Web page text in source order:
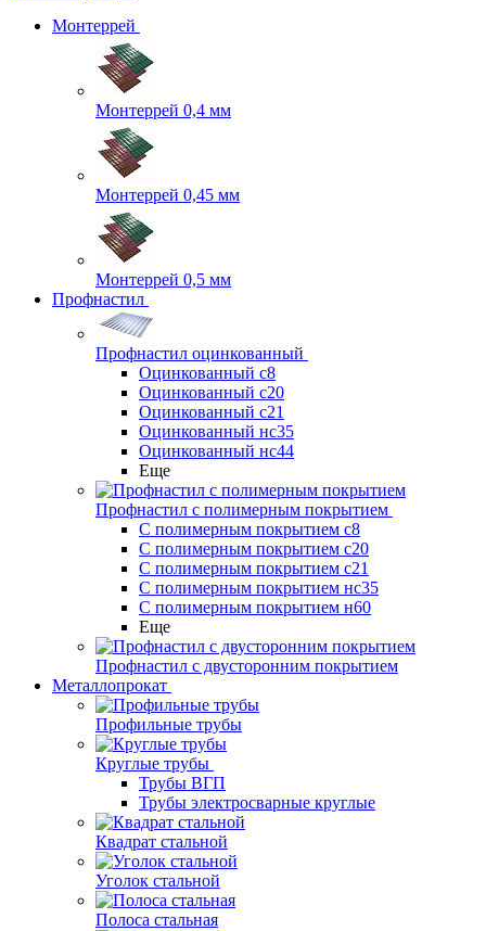
Монтеррей
Монтеррей 0,4 мм
Монтеррей 0,45 мм
Монтеррей 0,5 мм
Профнастил
Профнастил оцинкованный
Оцинкованный с8
Оцинкованный с20
Оцинкованный с21
Оцинкованный нс35
Оцинкованный нс44
Еще
Профнастил с полимерным покрытием
С полимерным покрытием с8
С полимерным покрытием с20
С полимерным покрытием с21
С полимерным покрытием нс35
С полимерным покрытием н60
Еще
Профнастил с двусторонним покрытием
Металлопрокат
Профильные трубы
Круглые трубы
Трубы ВГП
Трубы электросварные круглые
Квадрат стальной
Уголок стальной
Полоса стальная